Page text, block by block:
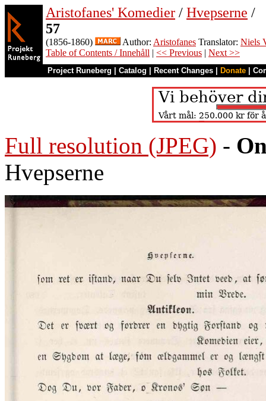
Aristofanes' Komedier / Hvepserne /
57
(1856-1860) Author: Aristofanes Translator: Niels
Table of Contents / Innehåll | << Previous | Next >>
Project Runeberg Catalog Recent Changes Donate
Full resolution (JPEG) -
Hvepserne